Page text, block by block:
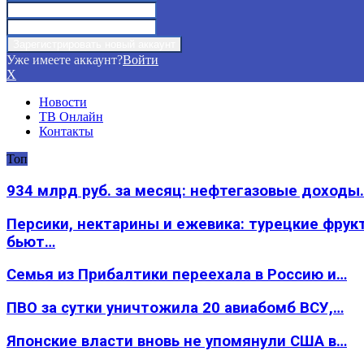
Уже имеете аккаунт?Войти
X
Новости
ТВ Онлайн
Контакты
Топ
934 млрд руб. за месяц: нефтегазовые
Персики, нектарины и ежевика: турецкие
бьют…
Семья из Прибалтики переехала в Россию и…
ПВО за сутки уничтожила 20 авиабомб ВСУ,…
Японские власти вновь не упомянули США в…